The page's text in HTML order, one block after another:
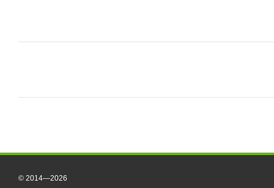
© 2014—2026